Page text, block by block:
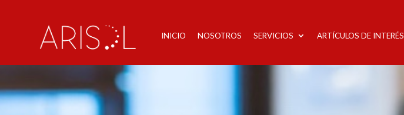
INICIO NOSOTROS SERVICIOS ARTÍCULOS DE INTERÉS